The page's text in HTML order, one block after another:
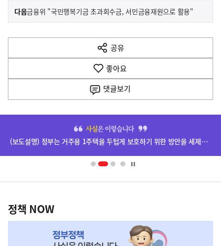
이
전
다
음
다음기
사
금융위 "국민행복기금 초과회수금, 서민금융재원으로 활용"
공유
열
기
좋아요
댓글보기
배
영
(보도설명) 정부는 거주용 1주택을 두텁게 보호하기 위한 방안을 세제개편안에 담았습니다.
책
NOW,
정책 NOW